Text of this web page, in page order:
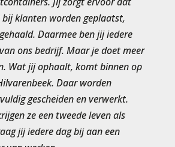
klanten worden geplaatst,
Daarmee ben jij iedere
ons bedrijf. Maar je doet meer
Wat jij ophaalt, komt binnen op
Daar worden
gescheiden en verwerkt.
ze een tweede leven als
jij iedere dag bij aan een